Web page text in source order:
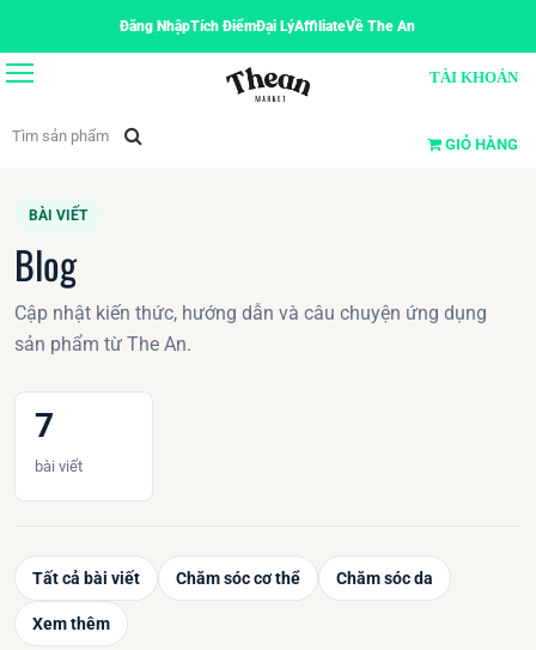
Đăng NhậpTích ĐiểmĐại LýAffiliateVề The An
TÀI KHOẢN
GIỎ HÀNG
BÀI VIẾT
Blog
Cập nhật kiến thức, hướng dẫn và câu chuyện ứng dụng
sản phẩm từ The An.
7
bài viết
Tất cả bài viết Chăm sóc cơ thể Chăm sóc da
Xem thêm